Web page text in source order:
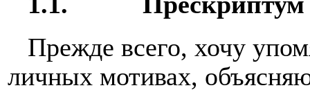
Прежде всего, хочу
личных мотивах,